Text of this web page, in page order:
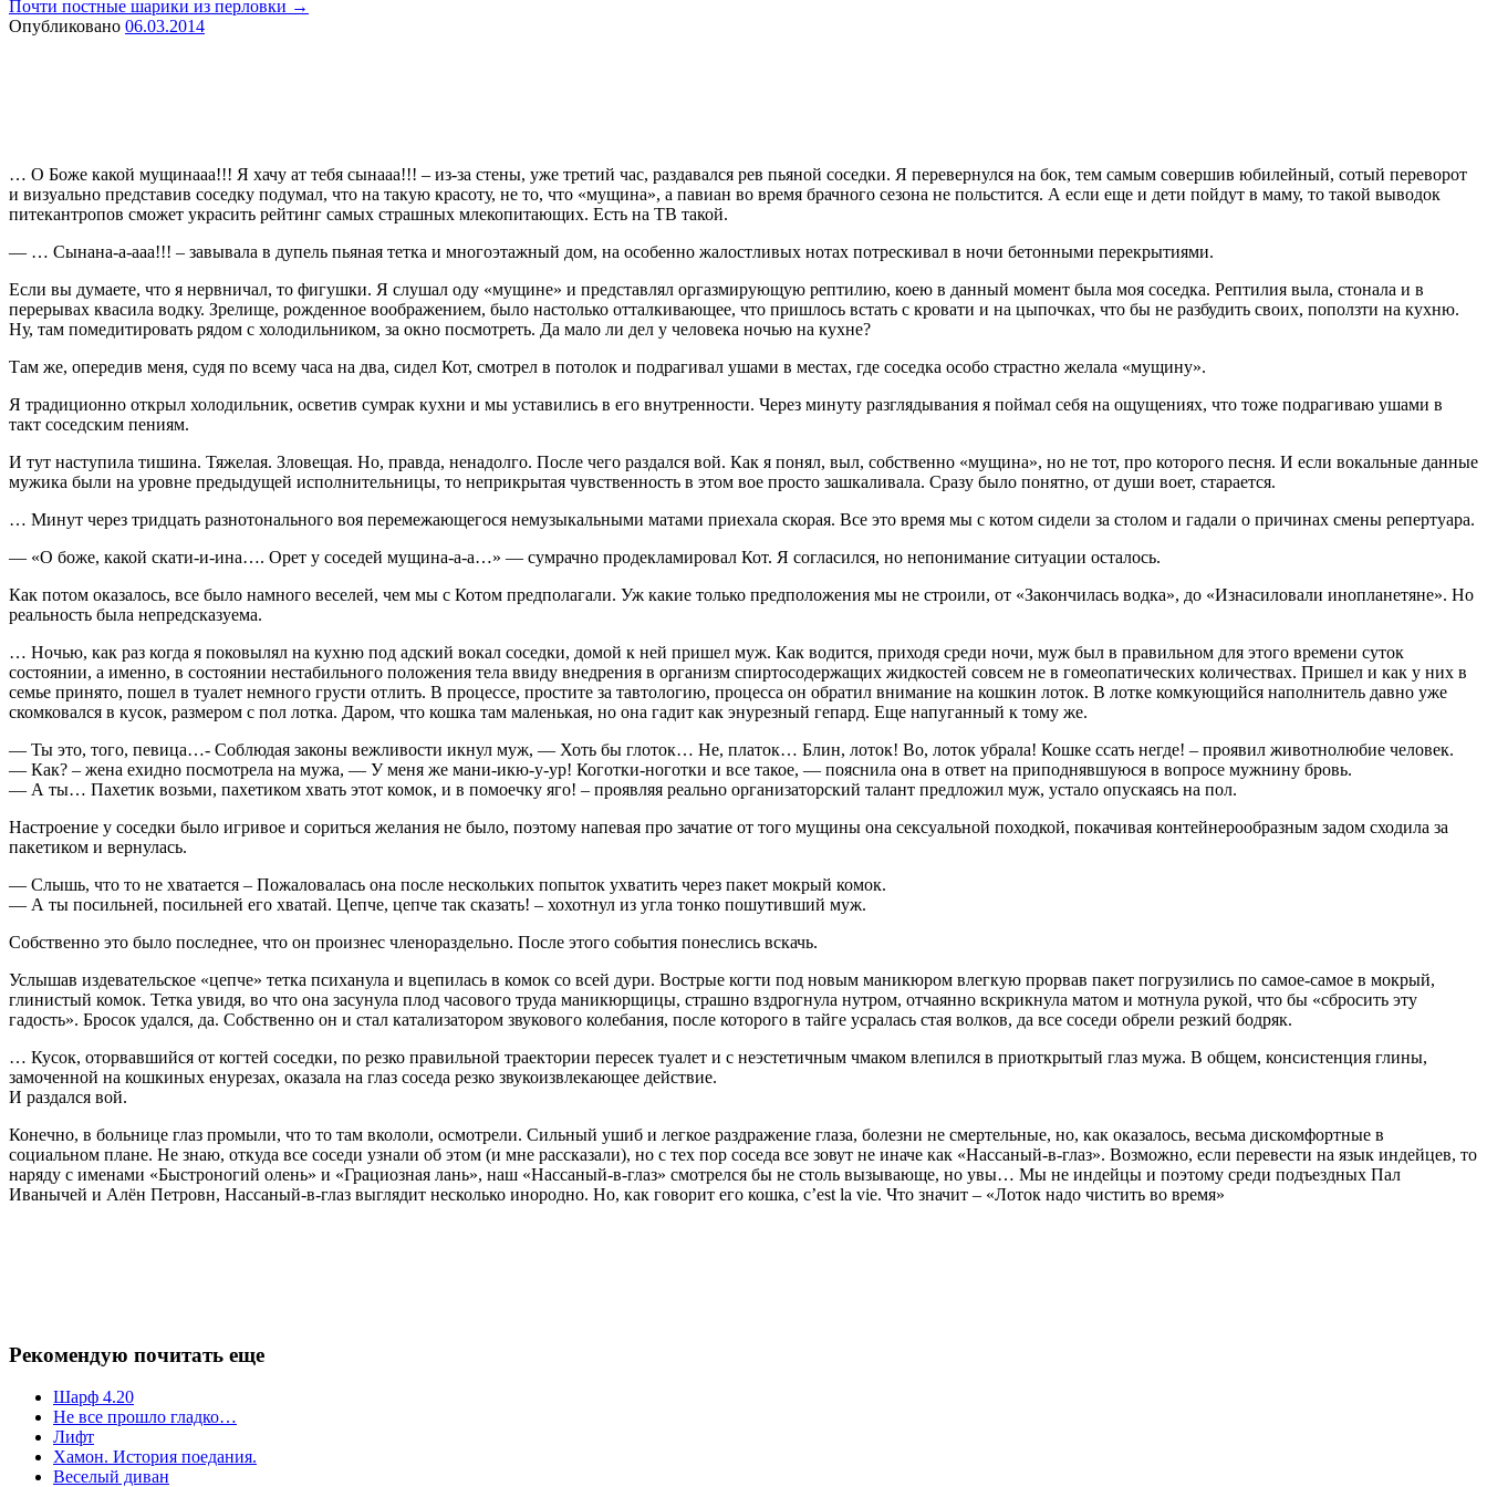
Почти постные шарики из перловки →
Опубликовано 06.03.2014
… О Боже какой мущинааа!!! Я хачу ат тебя сынааа!!! – из-за стены, уже третий час, раздавался рев пьяной соседки. Я перевернулся на бок, тем самым совершив юбилейный, сотый переворот
и визуально представив соседку подумал, что на такую красоту, не то, что «мущина», а павиан во время брачного сезона не польстится. А если еще и дети пойдут в маму, то такой выводок
питекантропов сможет украсить рейтинг самых страшных млекопитающих. Есть на ТВ такой.
— … Сынана-а-ааа!!! – завывала в дупель пьяная тетка и многоэтажный дом, на особенно жалостливых нотах потрескивал в ночи бетонными перекрытиями.
Если вы думаете, что я нервничал, то фигушки. Я слушал оду «мущине» и представлял оргазмирующую рептилию, коею в данный момент была моя соседка. Рептилия выла, стонала и в
перерывах квасила водку. Зрелище, рожденное воображением, было настолько отталкивающее, что пришлось встать с кровати и на цыпочках, что бы не разбудить своих, поползти на кухню.
Ну, там помедитировать рядом с холодильником, за окно посмотреть. Да мало ли дел у человека ночью на кухне?
Там же, опередив меня, судя по всему часа на два, сидел Кот, смотрел в потолок и подрагивал ушами в местах, где соседка особо страстно желала «мущину».
Я традиционно открыл холодильник, осветив сумрак кухни и мы уставились в его внутренности. Через минуту разглядывания я поймал себя на ощущениях, что тоже подрагиваю ушами в
такт соседским пениям.
И тут наступила тишина. Тяжелая. Зловещая. Но, правда, ненадолго. После чего раздался вой. Как я понял, выл, собственно «мущина», но не тот, про которого песня. И если вокальные данные
мужика были на уровне предыдущей исполнительницы, то неприкрытая чувственность в этом вое просто зашкаливала. Сразу было понятно, от души воет, старается.
… Минут через тридцать разнотонального воя перемежающегося немузыкальными матами приехала скорая. Все это время мы с котом сидели за столом и гадали о причинах смены репертуара.
— «О боже, какой скати-и-ина…. Орет у соседей мущина-а-а…» — сумрачно продекламировал Кот. Я согласился, но непонимание ситуации осталось.
Как потом оказалось, все было намного веселей, чем мы с Котом предполагали. Уж какие только предположения мы не строили, от «Закончилась водка», до «Изнасиловали инопланетяне». Но
реальность была непредсказуема.
… Ночью, как раз когда я поковылял на кухню под адский вокал соседки, домой к ней пришел муж. Как водится, приходя среди ночи, муж был в правильном для этого времени суток
состоянии, а именно, в состоянии нестабильного положения тела ввиду внедрения в организм спиртосодержащих жидкостей совсем не в гомеопатических количествах. Пришел и как у них в
семье принято, пошел в туалет немного грусти отлить. В процессе, простите за тавтологию, процесса он обратил внимание на кошкин лоток. В лотке комкующийся наполнитель давно уже
скомковался в кусок, размером с пол лотка. Даром, что кошка там маленькая, но она гадит как энурезный гепард. Еще напуганный к тому же.
— Ты это, того, певица…- Соблюдая законы вежливости икнул муж, — Хоть бы глоток… Не, платок… Блин, лоток! Во, лоток убрала! Кошке ссать негде! – проявил животнолюбие человек.
— Как? – жена ехидно посмотрела на мужа, — У меня же мани-икю-у-ур! Коготки-ноготки и все такое, — пояснила она в ответ на приподнявшуюся в вопросе мужнину бровь.
— А ты… Пахетик возьми, пахетиком хвать этот комок, и в помоечку яго! – проявляя реально организаторский талант предложил муж, устало опускаясь на пол.
Настроение у соседки было игривое и сориться желания не было, поэтому напевая про зачатие от того мущины она сексуальной походкой, покачивая контейнерообразным задом сходила за
пакетиком и вернулась.
— Слышь, что то не хватается – Пожаловалась она после нескольких попыток ухватить через пакет мокрый комок.
— А ты посильней, посильней его хватай. Цепче, цепче так сказать! – хохотнул из угла тонко пошутивший муж.
Собственно это было последнее, что он произнес членораздельно. После этого события понеслись вскачь.
Услышав издевательское «цепче» тетка психанула и вцепилась в комок со всей дури. Вострые когти под новым маникюром влегкую прорвав пакет погрузились по самое-самое в мокрый,
глинистый комок. Тетка увидя, во что она засунула плод часового труда маникюрщицы, страшно вздрогнула нутром, отчаянно вскрикнула матом и мотнула рукой, что бы «сбросить эту
гадость». Бросок удался, да. Собственно он и стал катализатором звукового колебания, после которого в тайге усралась стая волков, да все соседи обрели резкий бодряк.
… Кусок, оторвавшийся от когтей соседки, по резко правильной траектории пересек туалет и с неэстетичным чмаком влепился в приоткрытый глаз мужа. В общем, консистенция глины,
замоченной на кошкиных енурезах, оказала на глаз соседа резко звукоизвлекающее действие.
И раздался вой.
Конечно, в больнице глаз промыли, что то там вкололи, осмотрели. Сильный ушиб и легкое раздражение глаза, болезни не смертельные, но, как оказалось, весьма дискомфортные в
социальном плане. Не знаю, откуда все соседи узнали об этом (и мне рассказали), но с тех пор соседа все зовут не иначе как «Нассаный-в-глаз». Возможно, если перевести на язык индейцев, то
наряду с именами «Быстроногий олень» и «Грациозная лань», наш «Нассаный-в-глаз» смотрелся бы не столь вызывающе, но увы… Мы не индейцы и поэтому среди подъездных Пал
Иванычей и Алён Петровн, Нассаный-в-глаз выглядит несколько инородно. Но, как говорит его кошка, c’est la vie. Что значит – «Лоток надо чистить во время»
Рекомендую почитать еще
Шарф 4.20
Не все прошло гладко…
Лифт
Хамон. История поедания.
Веселый диван